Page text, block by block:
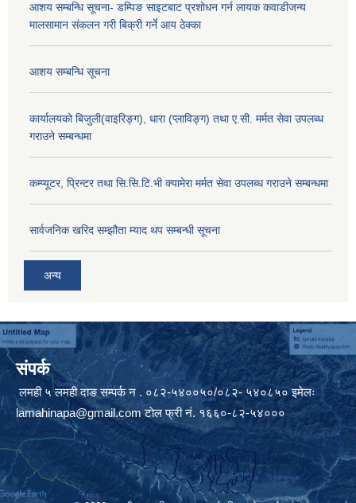
आशय सम्बन्धि सूचना- डम्पिङ साइटबाट प्रशोधन गर्न लायक कवाडीजन्य
मालसामान संकलन गरी बिक्री गर्ने आय ठेक्का
आशय सम्बन्धि सूचना
कार्यालयको बिजुली(वाइरिङ्ग), धारा (प्लाविङ्ग) तथा ए.सी. मर्मत सेवा उपलब्ध
गराउने सम्बन्धमा
कम्प्यूटर, प्रिन्टर तथा सि.सि.टि.भी क्यामेरा मर्मत सेवा उपलब्ध गराउने सम्बन्धमा
सार्वजनिक खरिद सम्झौता म्याद थप सम्बन्धी सूचना
अन्य
संपर्क
लमही ५ लमही दाङ सम्पर्क न . ०८२-५४००५०/०८२- ५४०८५० इमेलः
lamahinapa@gmail.comटाेल फ्री नं. १६६०-८२-५४०००